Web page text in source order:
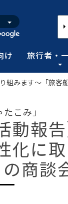
を図るととも
光事業の発展
の協会の目的を
報告
け
る種々フォー
営業に必要な情
インフォメーシ
旅行関連情報
行関連情報
旅行者・
旅行時のトラ
度等、様々なお
談や弁済について
相談
マーハラスメント
定、国内また
務の管理・監
施結果
5年間の実施結果
査した旅行動
データ・トレンド
版 旅行統計 2026
旅行統計 2025
組みます～「旅
こみ」
動報告
化に
商